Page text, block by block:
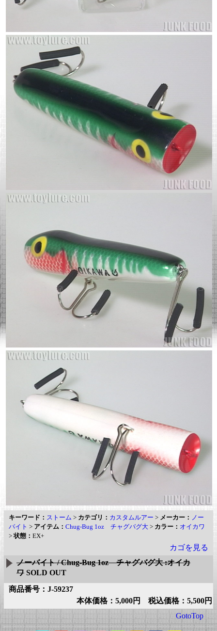
キーワード： ストーム > カテゴリ： カスタムルアー > メーカー： ノー
バイト > アイテム： Chug-Bug 1oz チャグバグ大 > カラー： オイカワ
>状態： EX+
カゴを見る
ノーバイト / Chug-Bug 1oz チャグバグ大 :オイカ
ワ SOLD OUT
商品番号：J-59237
本体価格：5,000円 税込価格：5,500円
GotoTop